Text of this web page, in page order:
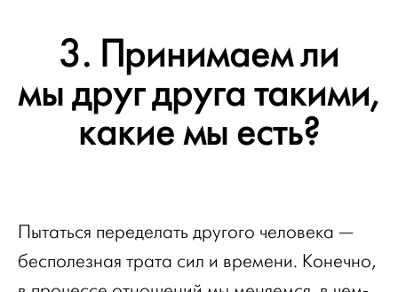
3. Принимаем ли
мы друг друга такими,
какие мы есть?
Пытаться переделать другого человека —
бесполезная трата сил и времени. Конечно,